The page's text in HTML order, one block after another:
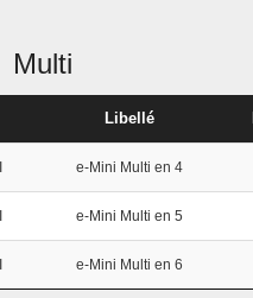
Multi
Libellé
e-Mini Multi en 4
e-Mini Multi en 5
e-Mini Multi en 6